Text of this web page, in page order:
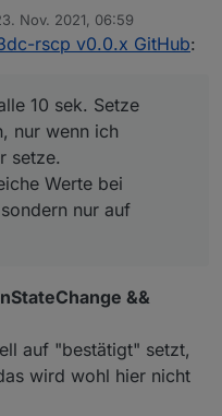
von Status, Mode, Set-
zu können.
möglichen Werte für
enthalten und bei
steht nur
Regelung des S10s
Systemen ist die
PV-Leistung
Systemen kann die
PV-Leistung sein. /
beachtet! / Achtung: Das
alle 30 Sekunden gesetzt
EMS in den Normalmodus.
alle 10 sek. Setze
nur wenn ich
setze.
Werte bei
sondern nur auf
mal testen, aber
Scheint die Sonne nicht
Nov. 2021, 06:59
von
rscp v0.0.x GitHub:
10 sek. Setze
nur wenn ich
setze.
Werte bei
nur auf
&&
auf "bestätigt" setzt,
wird wohl hier nicht